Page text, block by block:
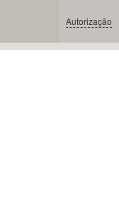
Autorização